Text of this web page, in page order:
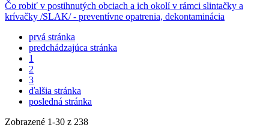
Čo robiť v postihnutých obciach a ich okolí v rámci slintačky a
krívačky /SLAK/ - preventívne opatrenia, dekontaminácia
prvá stránka
predchádzajúca stránka
1
2
3
ďalšia stránka
posledná stránka
Zobrazené 1-30 z 238